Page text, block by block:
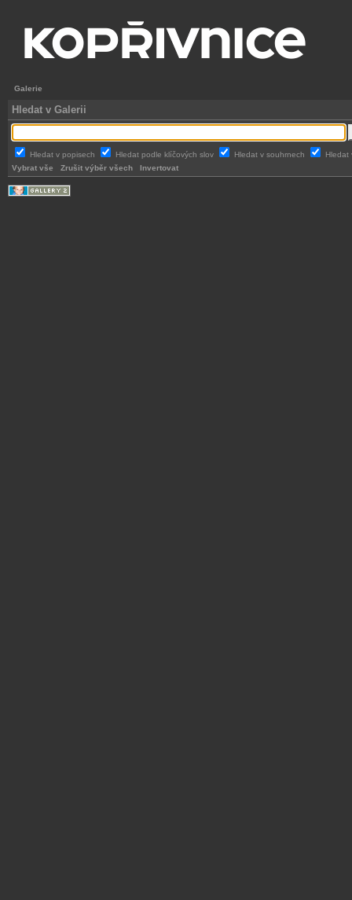
Galerie
Hledat v Galerii
Hledat v popisech Hledat podle klíčových slov Hledat v souhrnech
Hledat
Vybrat vše
Zrušit výběr všech Invertovat